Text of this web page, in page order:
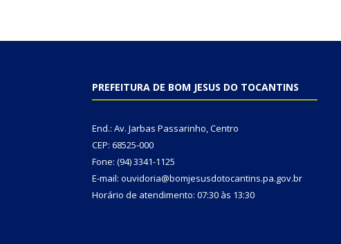
PREFEITURA DE BOM JESUS DO TOCANTINS
End.: Av. Jarbas Passarinho, Centro
CEP: 68525-000
Fone: (94) 3341-1125
E-mail: ouvidoria@bomjesusdotocantins.pa.gov.br
Horário de atendimento: 07:30 às 13:30